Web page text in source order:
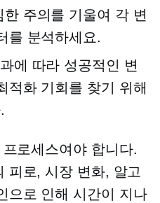
주의를 기울여 각 변
를 분석하세요.
에 따라 성공적인 변
적화 기회를 찾기 위해
로세스여야 합니다.
피로, 시장 변화, 알고
으로 인해 시간이 지나